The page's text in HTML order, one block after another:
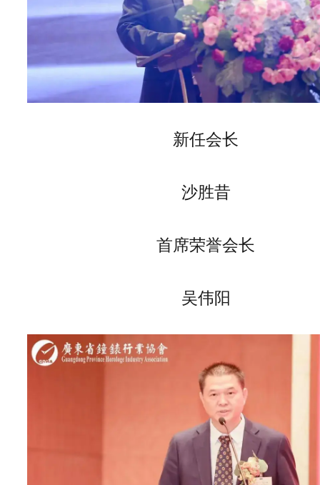
新任会长
沙胜昔
首席荣誉会长
吴伟阳